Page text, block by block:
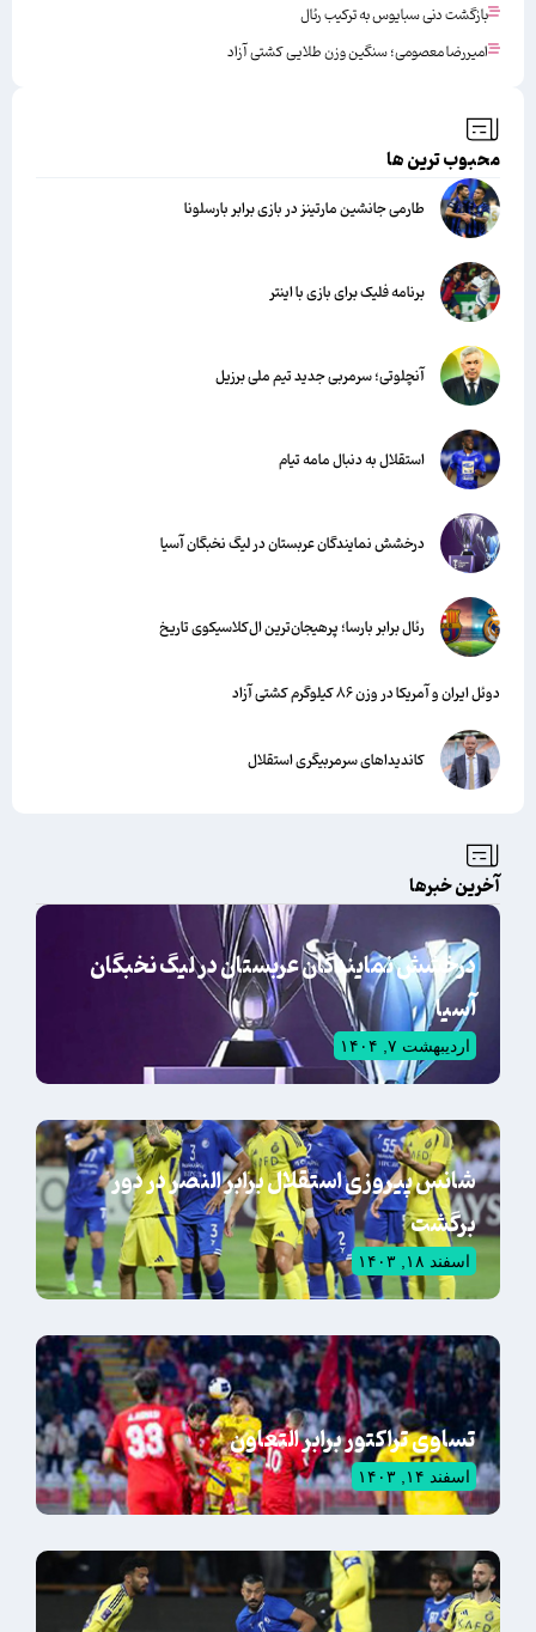
بازگشت دنی سبایوس به ترکیب رئال
امیررضا معصومی؛ سنگین وزن طلایی کشتی آزاد
محبوب ترین ها
طارمی جانشین مارتینز در بازی برابر بارسلونا
برنامه فلیک برای بازی با اینتر
آنچلوتی؛ سرمربی جدید تیم ملی برزیل
استقلال به دنبال مامه تیام
درخشش نمایندگان عربستان در لیگ نخبگان آسیا
رئال برابر بارسا؛ پرهیجان‌‌ترین ال‌کلاسیکوی تاریخ
دوئل ایران و آمریکا در وزن ۸۶ کیلوگرم کشتی آزاد
کاندیداهای سرمربیگری استقلال
آخرین خبرها
درخشش نمایندگان عربستان در لیگ نخبگان
آسیا
اردیبهشت ۷, ۱۴۰۴
شانس پیروزی استقلال برابر النصر در دور
برگشت
اسفند ۱۸, ۱۴۰۳
تساوی تراکتور برابر التعاون
اسفند ۱۴, ۱۴۰۳